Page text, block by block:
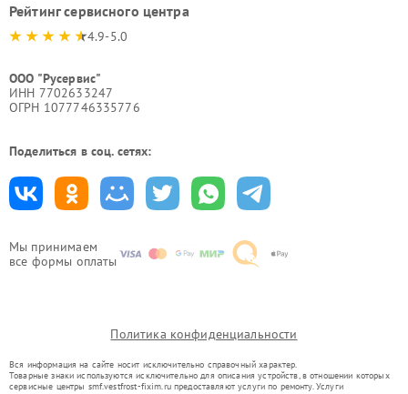
Мы принимаем
все формы оплаты
Рейтинг сервисного центра
4.9-5.0
ООО "Русервис"
ИНН 7702633247
ОГРН 1077746335776
Поделиться в соц. сетях:
Политика конфиденциальности
Вся информация на сайте носит исключительно справочный характер.
Товарные знаки используются исключительно для описания устройств, в отношении которых
сервисные центры smf.vestfrost-fixim.ru предоставляют услуги по ремонту. Услуги